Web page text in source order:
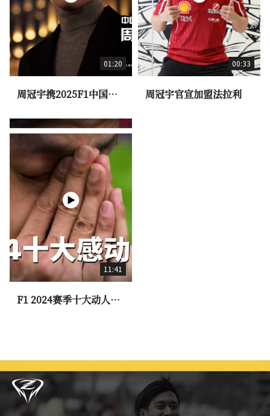
01:20
周冠宇携2025F1中国大
00:33
周冠宇官宣加盟法拉利
11:41
F1 2024赛季十大动人时